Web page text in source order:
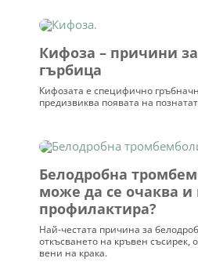
Кифоза – причини
гърбица
Кифозата е специфично
предизвиква появата на
Белодробна
може да се очаква и
профилактира?
Най-честата причина за
откъсването на кръвен съсирек,
вени на крака.